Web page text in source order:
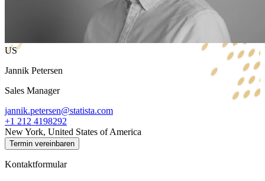
US
Jannik Petersen
Sales Manager
jannik.petersen@statista.com
+1 212 4198292
New York, United States of America
Termin vereinbaren
Kontaktformular